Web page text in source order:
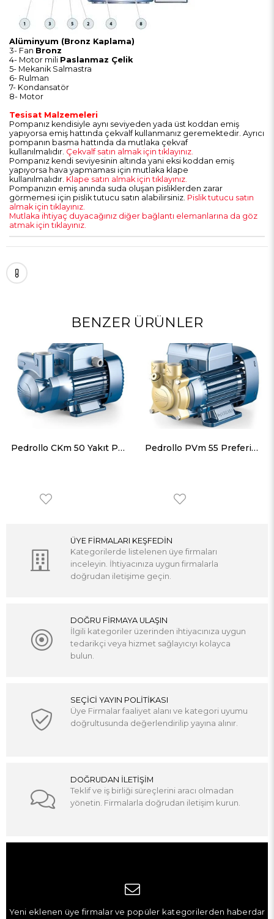
Alüminyum (Bronz Kaplama)
3- Fan Bronz
4- Motor mili Paslanmaz Çelik
5- Mekanik Salmastra
6- Rulman
7- Kondansatör
8- Motor
Tesisat Malzemeleri
Pompanız kendisiyle aynı seviyeden yada üst koddan emiş
yapıyorsa emiş hattında çekvalf kullanmanız geremektedir. Ayrıcı
pompanın basma hattında da mutlaka çekvaf
kullanılmalıdır. Çekvalf satın almak için tıklayınız.
Pompanız kendi seviyesinin altında yani eksi koddan emiş
yapıyorsa hava yapmaması için mutlaka klape
kullanılmalıdır. Klape satın almak için tıklayınız.
Pompanızın emiş anında suda oluşan pisliklerden zarar
görmemesi için pislik tutucu satın alabilirsiniz. Pislik tutucu satın
almak için tıklayınız.
Mutlaka ihtiyaç duyacağınız diğer bağlantı elemanlarına da göz
atmak için tıklayınız.
BENZER ÜRÜNLER
Pedrollo CKm 50 Yakıt Pompası Monofaze (220 Volt) 0.5 Hp 35 mss Pedrollo PVm 55 Preferikal Bronz Gövdeli Pompa Monofaze (220 Volt) 0.25 Hp 42 mss
ÜYE FİRMALARI KEŞFEDİN
Kategorilerde listelenen üye firmaları
inceleyin. İhtiyacınıza uygun firmalarla
doğrudan iletişime geçin.
DOĞRU FİRMAYA ULAŞIN
İlgili kategoriler üzerinden ihtiyacınıza uygun
tedarikçi veya hizmet sağlayıcıyı kolayca
bulun.
SEÇİCİ YAYIN POLİTİKASI
Üye Firmalar faaliyet alanı ve kategori uyumu
doğrultusunda değerlendirilip yayına alınır.
DOĞRUDAN İLETİŞİM
Teklif ve iş birliği süreçlerini aracı olmadan
yönetin. Firmalarla doğrudan iletişim kurun.
Yeni eklenen üye firmalar ve popüler kategorilerden haberdar